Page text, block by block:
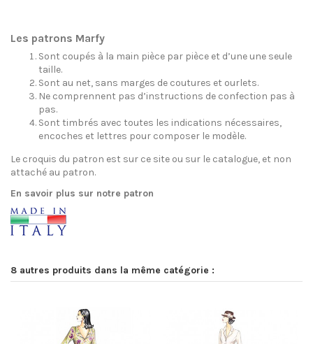
Les patrons Marfy
Sont coupés à la main pièce par pièce et d’une une seule
taille.
Sont au net, sans marges de coutures et ourlets.
Ne comprennent pas d’instructions de confection pas à
pas.
Sont timbrés avec toutes les indications nécessaires,
encoches et lettres pour composer le modèle.
Le croquis du patron est sur ce site ou sur le catalogue, et non
attaché au patron.
En savoir plus sur notre patron
8 autres produits dans la même catégorie :